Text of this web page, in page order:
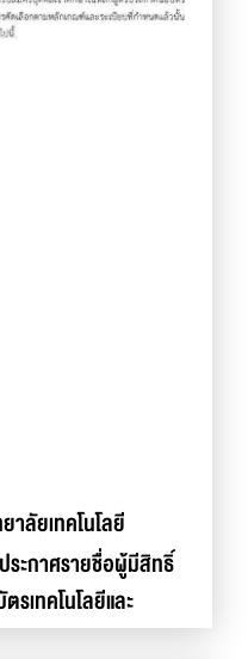
ลัยเทคโนโลยี
ประกาศรายชื่อผู้มีสิทธิ์
เทคโนโลยีและ